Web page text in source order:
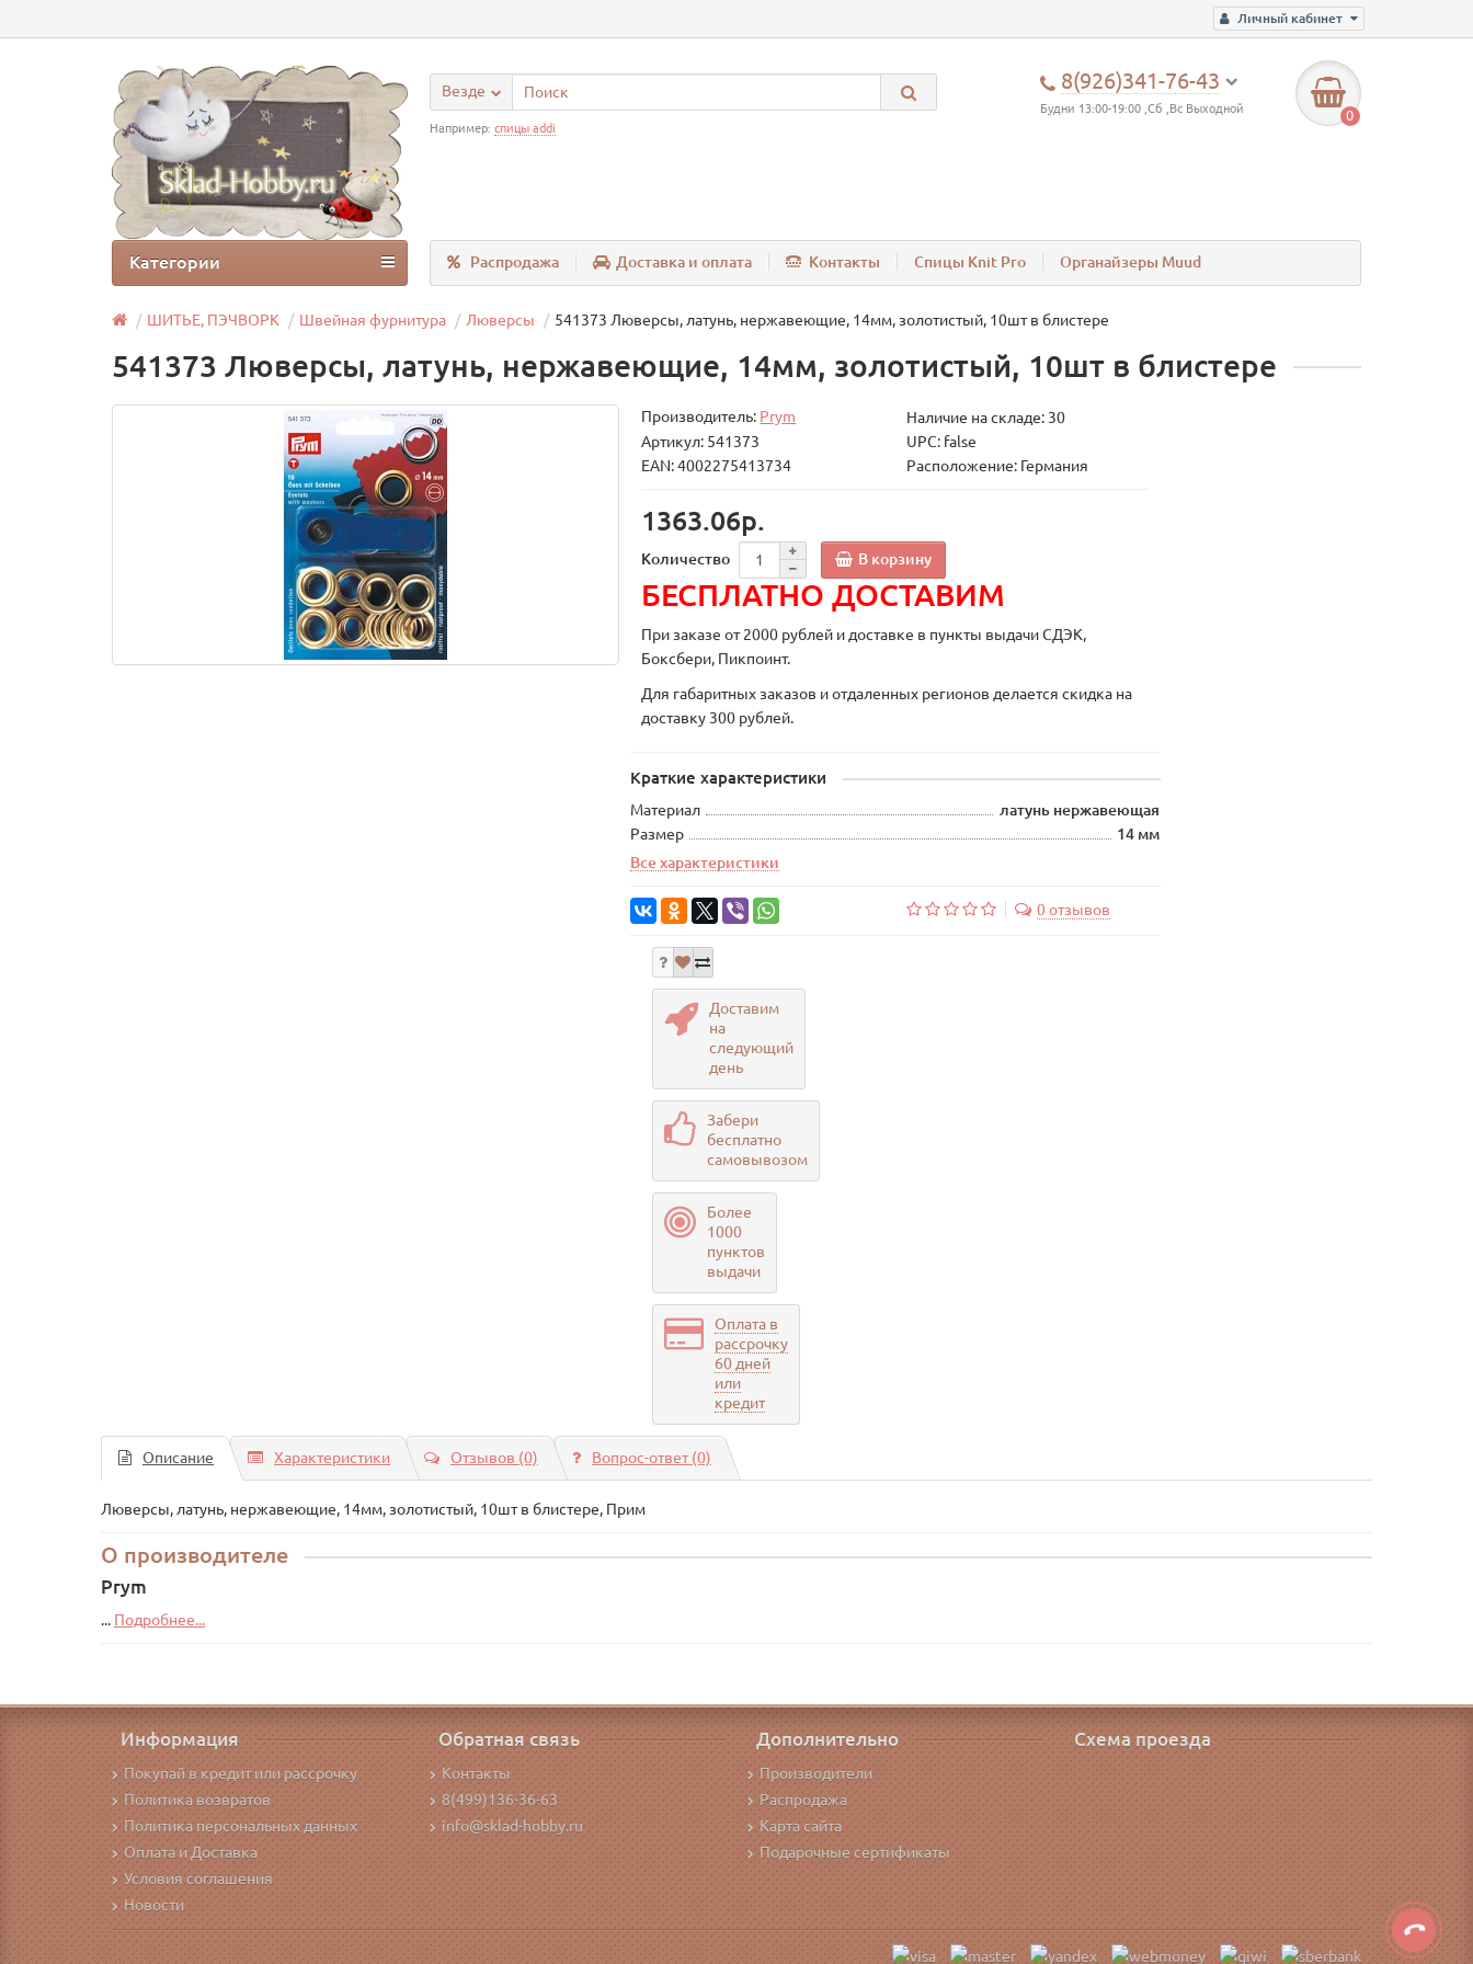
Личный кабинет
8(926)341-76-43
Будни 13:00-19:00 ,Сб ,Вс Выходной 0
Везде
Например: спицы addi
Распродажа Доставка и оплата Контакты Спицы Knit Pro Органайзеры Muud
Категории
ШИТЬЕ, ПЭЧВОРК Швейная фурнитура Люверсы 541373 Люверсы, латунь, нержавеющие, 14мм, золотистый, 10шт в блистере
541373 Люверсы, латунь, нержавеющие, 14мм, золотистый, 10шт в блистере
Производитель: Prym
Наличие на складе: 30
Артикул: 541373
UPC: false
EAN: 4002275413734
Расположение: Германия
1363.06р.
Количество В корзину
БЕСПЛАТНО ДОСТАВИМ
При заказе от 2000 рублей и доставке в пункты выдачи СДЭК,
Боксбери, Пикпоинт.
Для габаритных заказов и отдаленных регионов делается скидка на
доставку 300 рублей.
Краткие характеристики
Материал
латунь нержавеющая
Размер
14 мм
Все характеристики
0 отзывов
Доставим
на
следующий
день
Забери
бесплатно
самовывозом
Более
1000
пунктов
выдачи
Оплата в
рассрочку
60 дней
или
кредит
Описание Характеристики Отзывов (0) Вопрос-ответ(0)
Люверсы, латунь, нержавеющие, 14мм, золотистый, 10шт в блистере, Прим
О производителе
Prym
... Подробнее...
Информация
Покупай в кредит или рассрочку
Политика возвратов
Политика персональных данных
Оплата и Доставка
Условия соглашения
Новости
Обратная связь
Контакты
8(499)136-36-63
info@sklad-hobby.ru
Дополнительно
Производители
Распродажа
Карта сайта
Подарочные сертификаты
Схема проезда